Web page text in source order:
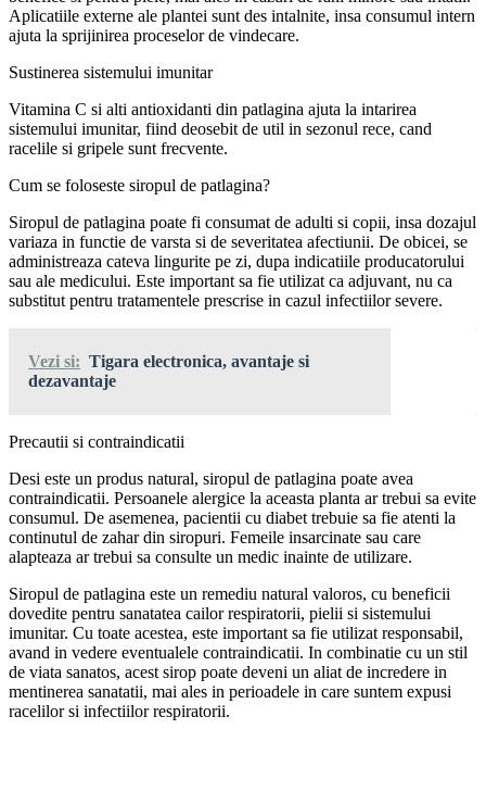
Aplicatiile externe ale plantei sunt des intalnite, insa consumul intern
ajuta la sprijinirea proceselor de vindecare.
Sustinerea sistemului imunitar
Vitamina C si alti antioxidanti din patlagina ajuta la intarirea
sistemului imunitar, fiind deosebit de util in sezonul rece, cand
racelile si gripele sunt frecvente.
Cum se foloseste siropul de patlagina?
Siropul de patlagina poate fi consumat de adulti si copii, insa dozajul
variaza in functie de varsta si de severitatea afectiunii. De obicei, se
administreaza cateva lingurite pe zi, dupa indicatiile producatorului
sau ale medicului. Este important sa fie utilizat ca adjuvant, nu ca
substitut pentru tratamentele prescrise in cazul infectiilor severe.
Vezi si: Tigara electronica, avantaje si
dezavantaje
Precautii si contraindicatii
Desi este un produs natural, siropul de patlagina poate avea
contraindicatii. Persoanele alergice la aceasta planta ar trebui sa evite
consumul. De asemenea, pacientii cu diabet trebuie sa fie atenti la
continutul de zahar din siropuri. Femeile insarcinate sau care
alapteaza ar trebui sa consulte un medic inainte de utilizare.
Siropul de patlagina este un remediu natural valoros, cu beneficii
dovedite pentru sanatatea cailor respiratorii, pielii si sistemului
imunitar. Cu toate acestea, este important sa fie utilizat responsabil,
avand in vedere eventualele contraindicatii. In combinatie cu un stil
de viata sanatos, acest sirop poate deveni un aliat de incredere in
mentinerea sanatatii, mai ales in perioadele in care suntem expusi
racelilor si infectiilor respiratorii.